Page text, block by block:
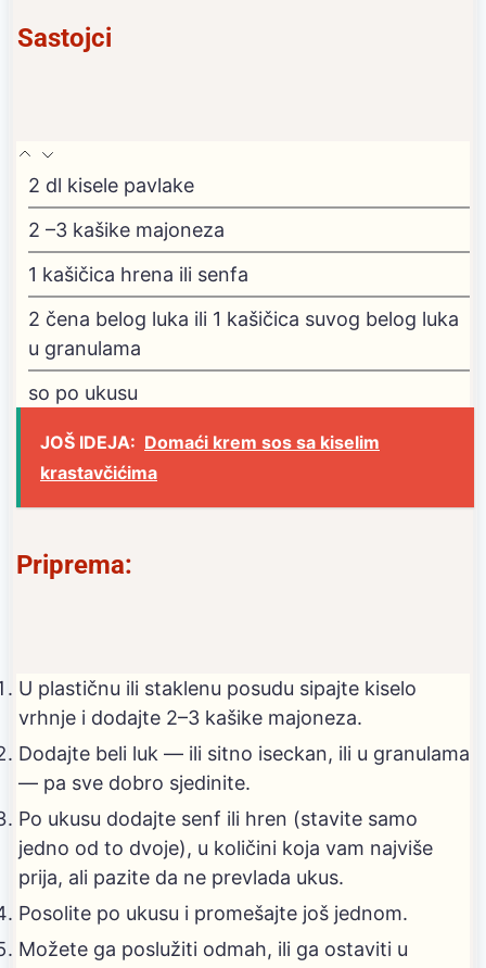
Sastojci
2 dl kisele pavlake
2 –3 kašike majoneza
1 kašičica hrena ili senfa
2 čena belog luka ili 1 kašičica suvog belog luka
u granulama
so po ukusu
JOŠ IDEJA: Domaći krem sos sa kiselim
krastavčićima
Priprema:
U plastičnu ili staklenu posudu sipajte kiselo
vrhnje i dodajte 2–3 kašike majoneza.
Dodajte beli luk — ili sitno iseckan, ili u granulama
— pa sve dobro sjedinite.
Po ukusu dodajte senf ili hren (stavite samo
jedno od to dvoje), u količini koja vam najviše
prija, ali pazite da ne prevlada ukus.
Posolite po ukusu i promešajte još jednom.
Možete ga poslužiti odmah, ili ga ostaviti u